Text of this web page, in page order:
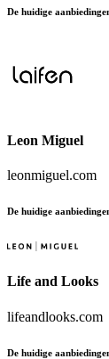
De huidige
Leon Miguel
leonmiguel.com
De huidige
Life and Looks
lifeandlooks.com
De huidige